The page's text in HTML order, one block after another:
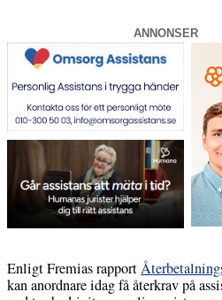
ANNONSER
Enligt Fremias rapport
kan anordnare idag få återkrav på